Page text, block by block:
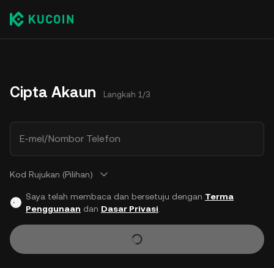
Cipta Akaun Langkah 1/3
E-mel/Nombor Telefon
Kod Rujukan (Pilihan)
Saya telah membaca dan bersetuju dengan Terma
Penggunaan dan Dasar Privasi